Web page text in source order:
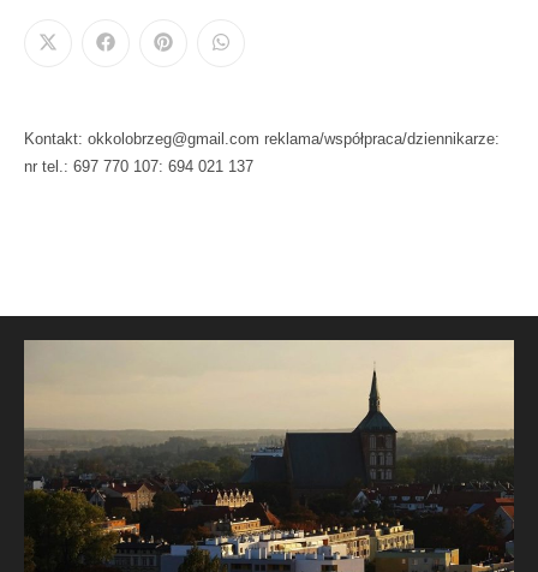
Kontakt: okkolobrzeg@gmail.com reklama/współpraca/dziennikarze:
nr tel.: 697 770 107: 694 021 137